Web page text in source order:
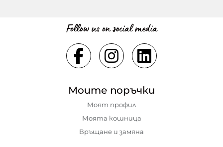
Follow us on social media
Моите поръчки
Моят профил
Моята кошница
Връщане и замяна